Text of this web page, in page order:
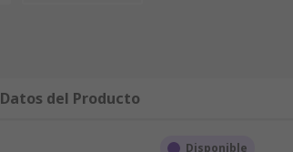
Datos del Producto
Disponible